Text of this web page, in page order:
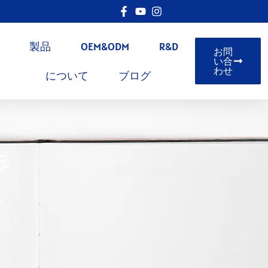
製品 OEM&ODM R&D
について ブログ
お問
い合
わせ